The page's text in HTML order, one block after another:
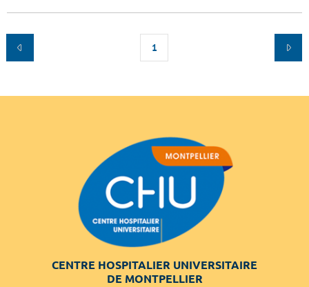
1
CENTRE HOSPITALIER UNIVERSITAIRE
DE MONTPELLIER